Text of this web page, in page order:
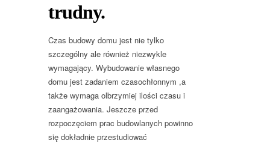
trudny.
Czas budowy domu jest nie tylko
szczególny ale również niezwykle
wymagający. Wybudowanie własnego
domu jest zadaniem czasochłonnym ,a
także wymaga olbrzymiej ilości czasu i
zaangażowania. Jeszcze przed
rozpoczęciem prac budowlanych powinno
się dokładnie przestudiować